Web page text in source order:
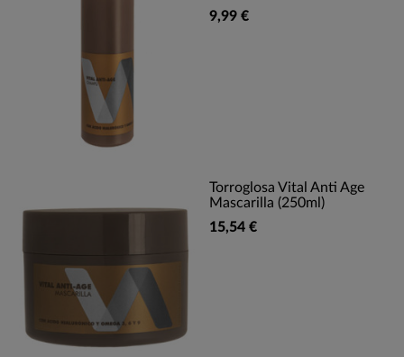
9,99 €
Torroglosa Vital Anti Age
Mascarilla (250ml)
15,54 €